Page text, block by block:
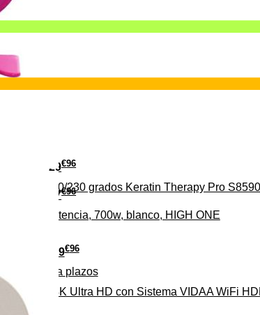
37€96
de potencia, 700w, blanco, HIGH ONE
29€96
160/230 grados Keratin Therapy Pro S8590
279€96
Pago a plazos
EL 4K Ultra HD con Sistema VIDAA WiFi